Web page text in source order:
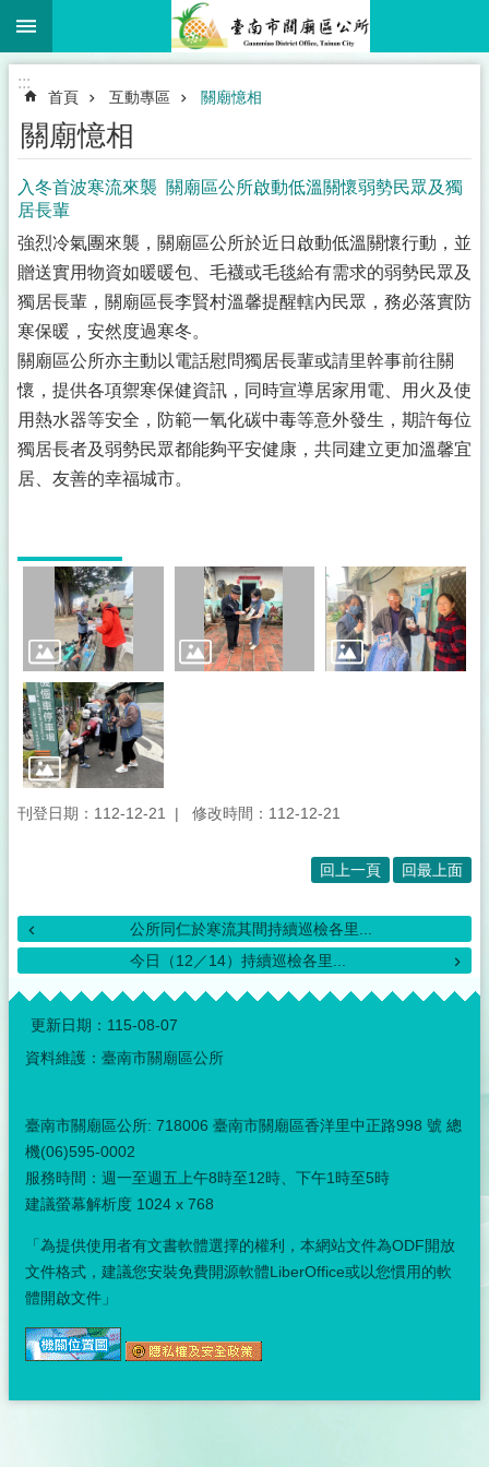
跳到主要內容區塊
:::
首頁 互動專區 關廟憶相
關廟憶相
入冬首波寒流來襲 關廟區公所啟動低溫關懷弱勢民眾及獨
居長輩
強烈冷氣團來襲，關廟區公所於近日啟動低溫關懷行動，並
贈送實用物資如暖暖包、毛襪或毛毯給有需求的弱勢民眾及
獨居長輩，關廟區長李賢村溫馨提醒轄內民眾，務必落實防
寒保暖，安然度過寒冬。
關廟區公所亦主動以電話慰問獨居長輩或請里幹事前往關
懷，提供各項禦寒保健資訊，同時宣導居家用電、用火及使
用熱水器等安全，防範一氧化碳中毒等意外發生，期許每位
獨居長者及弱勢民眾都能夠平安健康，共同建立更加溫馨宜
居、友善的幸福城市。
刊登日期：112-12-21 修改時間：112-12-21
回上一頁 回最上面
公所同仁於寒流其間持續巡檢各里...
今日（12／14）持續巡檢各里...
:::
更新日期： 115-08-07
資料維護：臺南市關廟區公所
臺南市關廟區公所: 718006 臺南市關廟區香洋里中正路998 號 總
機(06)595-0002
服務時間：週一至週五上午8時至12時、下午1時至5時
建議螢幕解析度 1024 x 768
「為提供使用者有文書軟體選擇的權利，本網站文件為ODF開放
文件格式，建議您安裝免費開源軟體LiberOffice或以您慣用的軟
體開啟文件」